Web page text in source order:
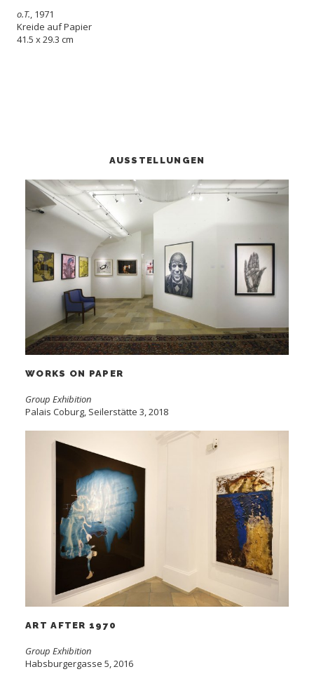
o.T. , 1971
Kreide auf Papier
41.5 x 29.3 cm
AUSSTELLUNGEN
ART AFTER 1970
Group Exhibition
Habsburgergasse 5, 2016
WORKS ON PAPER
Group Exhibition
Palais Coburg, Seilerstätte 3, 2018